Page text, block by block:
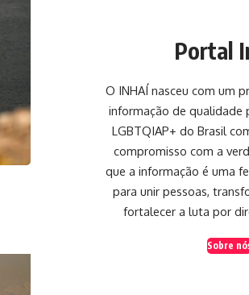
Portal
O INHAÍ nasceu com um
informação de qualidade
LGBTQIAP+ do Brasil
compromisso com a
que a informação é uma
para unir pessoas,
fortalecer a luta por
Sobre